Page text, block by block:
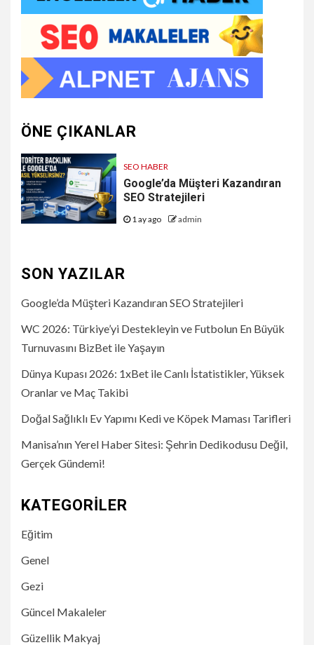
ÖNE ÇIKANLAR
SEO HABER
Google’da Müşteri Kazandıran
SEO Stratejileri
1 ay ago admin
SON YAZILAR
Google’da Müşteri Kazandıran SEO Stratejileri
WC 2026: Türkiye’yi Destekleyin ve Futbolun En Büyük
Turnuvasını BizBet ile Yaşayın
Dünya Kupası 2026: 1xBet ile Canlı İstatistikler, Yüksek
Oranlar ve Maç Takibi
Doğal Sağlıklı Ev Yapımı Kedi ve Köpek Maması Tarifleri
Manisa’nın Yerel Haber Sitesi: Şehrin Dedikodusu Değil,
Gerçek Gündemi!
KATEGORILER
Eğitim
Genel
Gezi
Güncel Makaleler
Güzellik Makyaj